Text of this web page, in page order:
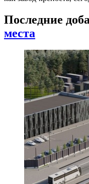
Последние
места